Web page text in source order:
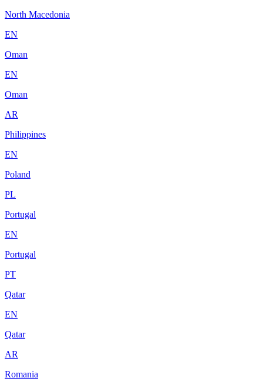
North Macedonia
EN
Oman
EN
Oman
AR
Philippines
EN
Poland
PL
Portugal
EN
Portugal
PT
Qatar
EN
Qatar
AR
Romania